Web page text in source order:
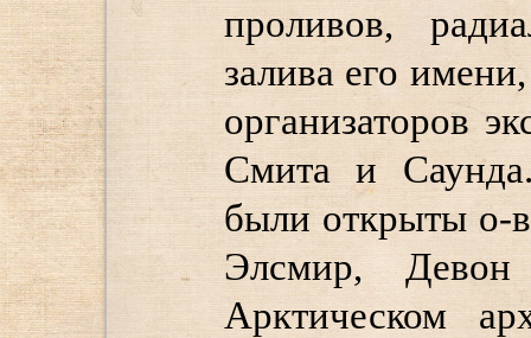
проливов,
залива его
организаторов
Смита и
были открыты о-
Элсмир,
Арктическом